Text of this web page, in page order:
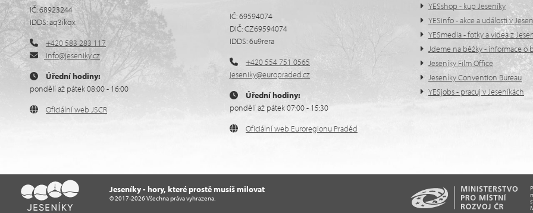
IČ: 68923244
IDDS: aq3ikqx
+420 583 283 117
info@jeseniky.cz
Úřední hodiny:
pondělí až pátek 08:00 - 16:00
Oficiální web JSCR
IČ: 69594074
DIČ: CZ69594074
IDDS: 6u9rera
+420 554 751 0565
jeseniky@europraded.cz
Úřední hodiny:
pondělí až pátek 07:00 - 15:30
Oficiální web Euroregionu Praděd
YESshop - kup Jeseníky
YESinfo - akce a události v
YESmedia - fotky a videa z
Jdeme na běžky - informace o
Jeseníky Film Office
Jeseníky Convention Bureau
YESjobs - pracuj v Jeseníkách
Jeseníky - hory, které prostě musíš milovat
© 2017-2026 Všechna práva vyhrazena.